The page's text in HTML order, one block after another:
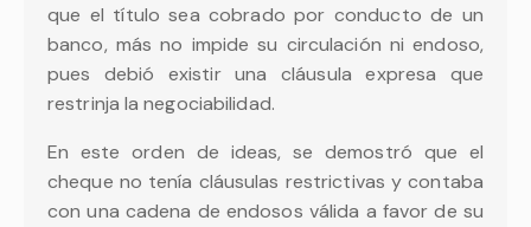
que el título sea cobrado por conducto de un
banco, más no impide su circulación ni endoso,
pues debió existir una cláusula expresa que
restrinja la negociabilidad.
En este orden de ideas, se demostró que el
cheque no tenía cláusulas restrictivas y contaba
con una cadena de endosos válida a favor de su